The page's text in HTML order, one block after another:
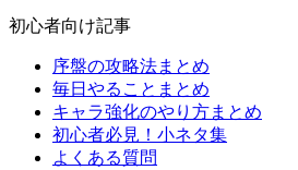
初心者向け記事
序盤の攻略法まとめ
毎日やることまとめ
キャラ強化のやり方まとめ
初心者必見！小ネタ集
よくある質問